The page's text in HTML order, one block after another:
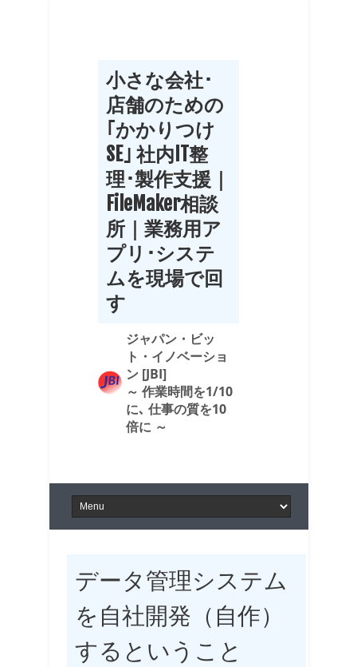
小さな会社･
店舗のための
｢かかりつけ
SE｣ 社内IT整
理･製作支援｜
FileMaker相談
所｜業務用ア
プリ･システ
ムを現場で回
す
ジャパン・ビッ
ト・イノベーショ
ン [JBI]
～ 作業時間を1/10
に､ 仕事の質を10
倍に ～
データ管理システム
を自社開発（自作）
するということ